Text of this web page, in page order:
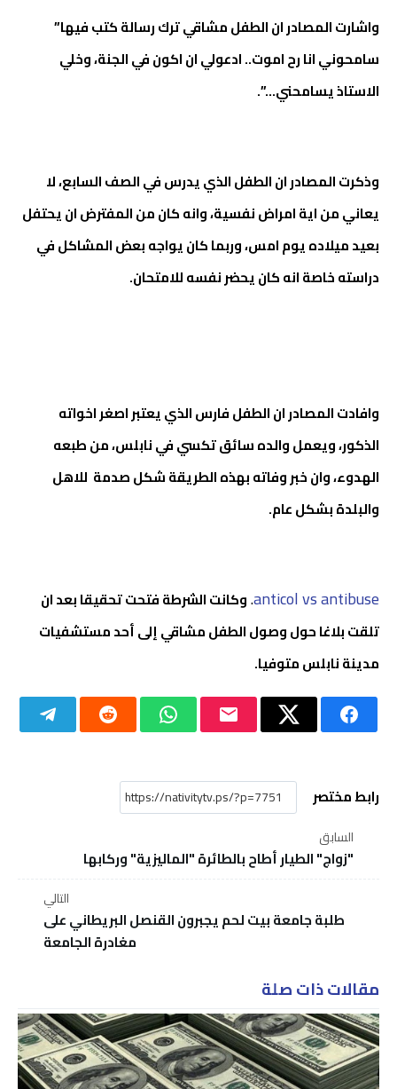
واشارت المصادر ان الطفل مشاقي ترك رسالة كتب فيها”
سامحوني انا رح اموت.. ادعولي ان اكون في الجنة، وخلي
الاستاذ يسامحني…”.
وذكرت المصادر ان الطفل الذي يدرس في الصف السابع، لا
يعاني من اية امراض نفسية، وانه كان من المفترض ان يحتفل
بعيد ميلاده يوم امس، وربما كان يواجه بعض المشاكل في
دراسته خاصة انه كان يحضر نفسه للامتحان.
وافادت المصادر ان الطفل فارس الذي يعتبر اصغر اخواته
الذكور، ويعمل والده سائق تكسي في نابلس، من طبعه
الهدوء، وان خبر وفاته بهذه الطريقة شكل صدمة للاهل
والبلدة بشكل عام.
anticol vs antibuse
.وكانت الشرطة فتحت تحقيقا بعد ان
تلقت بلاغا حول وصول الطفل مشاقي إلى أحد مستشفيات
مدينة نابلس متوفيا.
رابط مختصر
السابق
"زواج" الطيار أطاح بالطائرة "الماليزية" وركابها
التالي
طلبة جامعة بيت لحم يجبرون القنصل البريطاني على
مغادرة الجامعة
مقالات ذات صلة